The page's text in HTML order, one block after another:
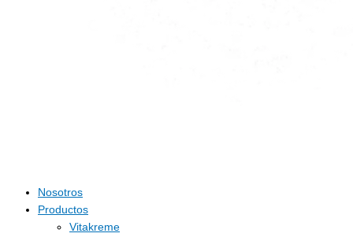
Nosotros
Productos
Vitakreme